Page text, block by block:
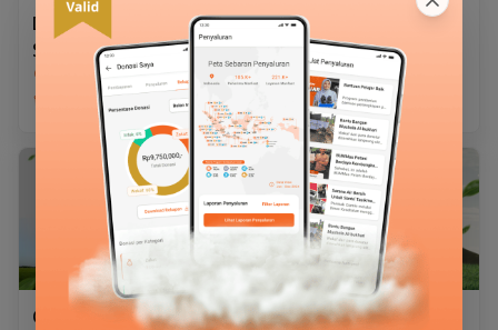
Desaku Berqurban
Sapi
Rp15.200.000
Ditunaikan di pelosok
Qurban Kambing
Double Kebaikan
Rp2.100.000
Ditunaikan di pelosok
Qurban Kambing
Qurban 1/7 Sapi